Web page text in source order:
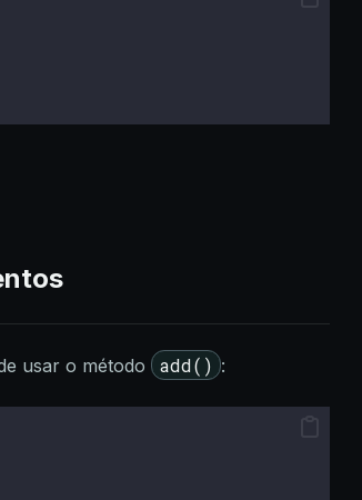
usar o método add() :